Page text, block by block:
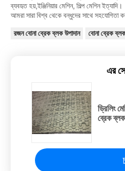
ব্যবহৃত হয়,ইঞ্জিনিয়ার মেশিন, শিল্প মেশিন ইত্যাদি।
আমরা সারা বিশ্ব থেকে বন্ধুদের সাথে সহযোগিতা
রজন বোনা ব্রেক ব্লক উপাদান বোনা ব্রেক ব্লক
এর
ড্রিলিং
ব্রেক